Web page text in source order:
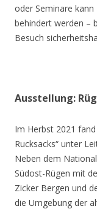
oder Seminare
behindert werden –
Besuch
Ausstellung:
Im Herbst 2021
Rucksacks“ unter
Neben dem
Südost-Rügen mit
Zicker Bergen und
die Umgebung der